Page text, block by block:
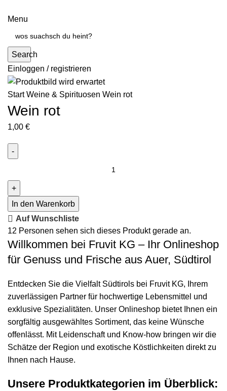
Menu
Search
Einloggen / registrieren
StartWeine & Spirituosen Wein rot
Wein rot
1,00 €
In den Warenkorb
Auf Wunschliste
12 Personen sehen sich dieses Produkt gerade an.
Willkommen bei Fruvit KG – Ihr Onlineshop
für Genuss und Frische aus Auer, Südtirol
Entdecken Sie die Vielfalt Südtirols bei Fruvit KG, Ihrem
zuverlässigen Partner für hochwertige Lebensmittel und
exklusive Spezialitäten. Unser Onlineshop bietet Ihnen ein
sorgfältig ausgewähltes Sortiment, das keine Wünsche
offenlässt. Mit Leidenschaft und Know-how bringen wir die
Schätze der Region und exotische Köstlichkeiten direkt zu
Ihnen nach Hause.
Unsere Produktkategorien im Überblick: